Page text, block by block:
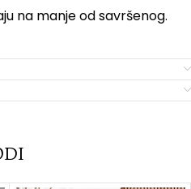
na manje od savršenog.